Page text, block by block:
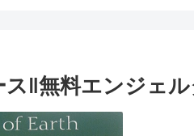
ス‖無料エンジェ